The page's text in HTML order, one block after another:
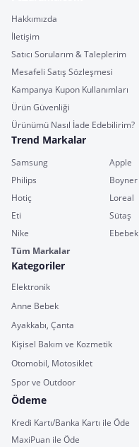
Hakkımızda
İletişim
Satıcı Sorularım & Taleplerim
Mesafeli Satış Sözleşmesi
Kampanya Kupon Kullanımları
Ürün Güvenliği
Ürünümü Nasıl İade Edebilirim?
Trend Markalar
Samsung Apple
Philips
Boyner
Hotiç
Loreal
Eti
Sütaş
Nike
Ebebek
Tüm Markalar
Kategoriler
Elektronik
Anne Bebek
Ayakkabı, Çanta
Kişisel Bakım ve Kozmetik
Otomobil, Motosiklet
Spor ve Outdoor
Ödeme
Kredi Kartı/Banka Kartı ile Öde
MaxiPuan ile Öde